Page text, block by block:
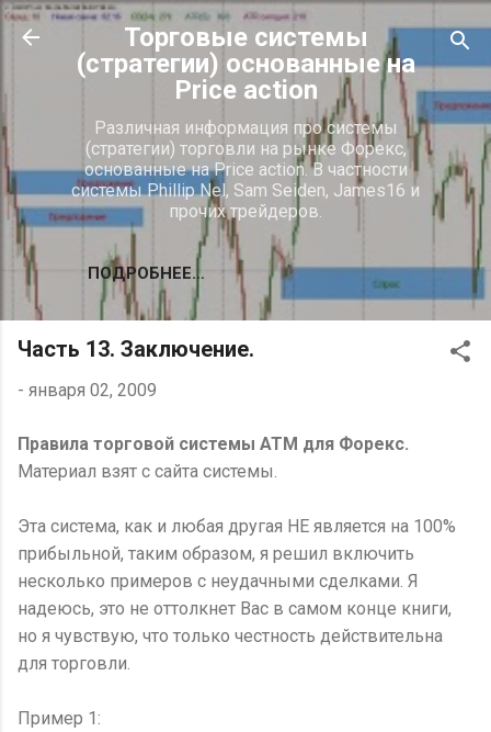
К основному контенту
Торговые системы
(стратегии) основанные на
Price action
Различная информация про системы
(стратегии) торговли на рынке Форекс,
основанные на Price action. В частности
системы Phillip Nel, Sam Seiden, James16 и
прочих трейдеров.
ПОДРОБНЕЕ…
Часть 13. Заключение.
- января 02, 2009
Правила торговой системы ATM для Форекс.
Материал взят с сайта системы.
Эта система, как и любая другая НЕ является на 100%
прибыльной, таким образом, я решил включить
несколько примеров с неудачными сделками. Я
надеюсь, это не оттолкнет Вас в самом конце книги,
но я чувствую, что только честность действительна
для торговли.
Пример 1: